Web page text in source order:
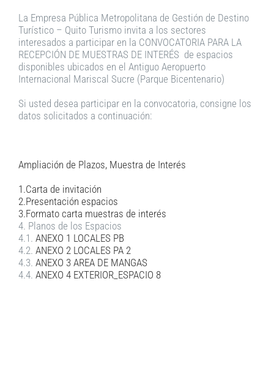
La Empresa Pública Metropolitana de Gestión de Destino
Turístico – Quito Turismo invita a los sectores
interesados a participar en la CONVOCATORIA PARA LA
RECEPCIÓN DE MUESTRAS DE INTERÉS de espacios
disponibles ubicados en el Antiguo Aeropuerto
Internacional Mariscal Sucre (Parque Bicentenario)
Si usted desea participar en la convocatoria, consigne los
datos solicitados a continuación:
Ampliación de Plazos, Muestra de Interés
1.Carta de invitación
2.Presentación espacios
3.Formato carta muestras de interés
4. Planos de los Espacios
4.1. ANEXO 1 LOCALES PB
4.2. ANEXO 2 LOCALES PA 2
4.3. ANEXO 3 AREA DE MANGAS
4.4. ANEXO 4 EXTERIOR_ESPACIO 8